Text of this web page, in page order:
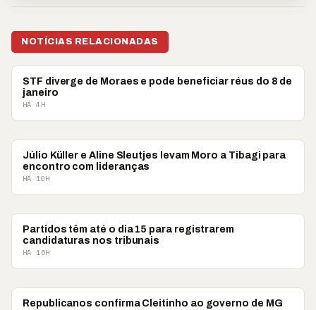
NOTÍCIAS RELACIONADAS
POLÍTICA
STF diverge de Moraes e pode beneficiar réus do 8 de
janeiro
HÁ 4H
POLÍTICA
Júlio Küller e Aline Sleutjes levam Moro a Tibagi para
encontro com lideranças
HÁ 10H
POLÍTICA
Partidos têm até o dia 15 para registrarem
candidaturas nos tribunais
HÁ 16H
POLÍTICA
Republicanos confirma Cleitinho ao governo de MG